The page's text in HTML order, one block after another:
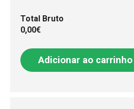
Total Bruto
0,00€
Adicionar ao carrinho